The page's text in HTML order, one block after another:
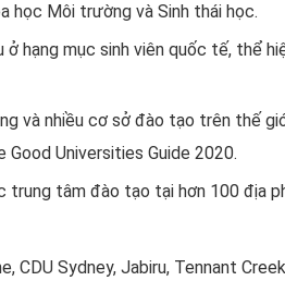
học Môi trường và Sinh thái học.
hạng mục sinh viên quốc tế, thể
và nhiều cơ sở đào tạo trên thế
Universities Guide 2020.
tâm đào tạo tại hơn 100 địa
CDU Sydney, Jabiru, Tennant